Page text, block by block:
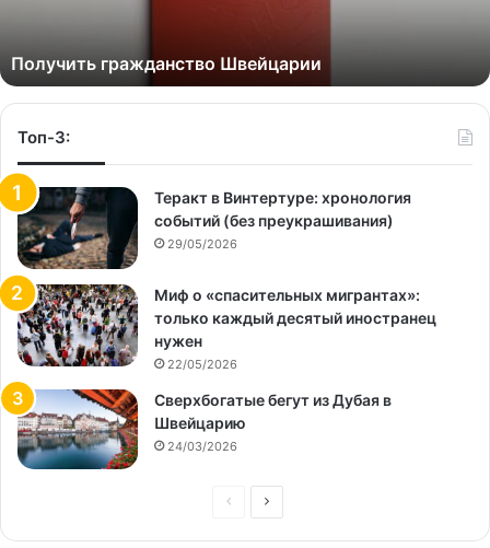
Получить гражданство Швейцарии
Топ-3:
Теракт в Винтертуре: хронология
событий (без преукрашивания)
29/05/2026
Миф о «спасительных мигрантах»:
только каждый десятый иностранец
нужен
22/05/2026
Сверхбогатые бегут из Дубая в
Швейцарию
24/03/2026
Предыдущая
Следующая